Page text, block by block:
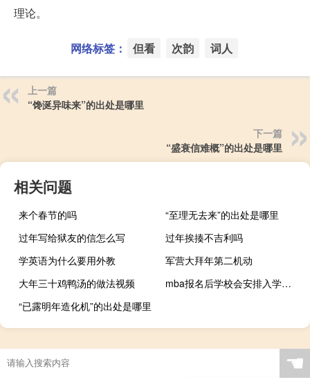
理论。
网络标签： 但看 次韵 词人
上一篇
“馋涎异味来”的出处是哪里
下一篇
“盛衰信难概”的出处是哪里
相关问题
来个春节的吗
“至理无去来”的出处是哪里
过年写给狱友的信怎么写
过年挨揍不吉利吗
学英语为什么要用外教
军营大拜年第二机动
大年三十鸡鸭汤的做法视频
mba报名后学校会安排入学考试吗
“已露明年造化机”的出处是哪里
☚